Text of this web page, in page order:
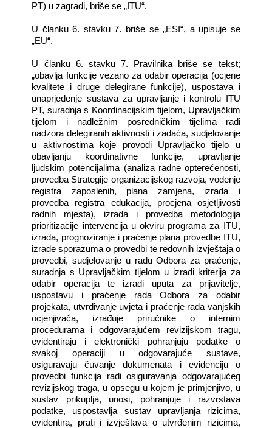
PT) u zagradi, briše se „ITU“.
U članku 6. stavku 7. briše se „ESI“, a upisuje se
„EU“.
U članku 6. stavku 7. Pravilnika briše se tekst;
„obavlja funkcije vezano za odabir operacija (ocjene
kvalitete i druge delegirane funkcije), uspostava i
unaprjeđenje sustava za upravljanje i kontrolu ITU
PT, suradnja s Koordinacijskim tijelom, Upravljačkim
tijelom i nadležnim posredničkim tijelima radi
nadzora delegiranih aktivnosti i zadaća, sudjelovanje
u aktivnostima koje provodi Upravljačko tijelo u
obavljanju koordinativne funkcije, upravljanje
ljudskim potencijalima (analiza radne opterećenosti,
provedba Strategije organizacijskog razvoja, vođenje
registra zaposlenih, plana zamjena, izrada i
provedba registra edukacija, procjena osjetljivosti
radnih mjesta), izrada i provedba metodologija
prioritizacije intervencija u okviru programa za ITU,
izrada, prognoziranje i praćenje plana provedbe ITU,
izrade sporazuma o provedbi te redovnih izvještaja o
provedbi, sudjelovanje u radu Odbora za praćenje,
suradnja s Upravljačkim tijelom u izradi kriterija za
odabir operacija te izradi uputa za prijavitelje,
uspostavu i praćenje rada Odbora za odabir
projekata, utvrđivanje uvjeta i praćenje rada vanjskih
ocjenjivača, izrađuje priručnike o internim
procedurama i odgovarajućem revizijskom tragu,
evidentiraju i elektronički pohranjuju podatke o
svakoj operaciji u odgovarajuće sustave,
osiguravaju čuvanje dokumenata i evidenciju o
provedbi funkcija radi osiguravanja odgovarajućeg
revizijskog traga, u opsegu u kojem je primjenjivo, u
sustav prikuplja, unosi, pohranjuje i razvrstava
podatke, uspostavlja sustav upravljanja rizicima,
evidentira, prati i izvještava o utvrđenim rizicima,